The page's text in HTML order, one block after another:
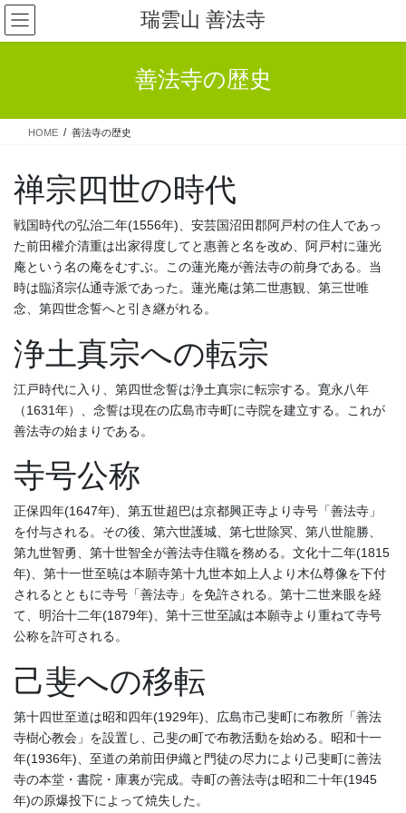
コ
ン
テ
ス
ナ
ビ
ゲ
ン
瑞雲山 善法寺
善法寺の歴史
HOME 善法寺の歴史
禅宗四世の時代
戦国時代の弘治二年(1556年)、安芸国沼田郡阿戸村の住人であっ
た前田權介清重は出家得度してと惠善と名を改め、阿戸村に蓮光
庵という名の庵をむすぶ。この蓮光庵が善法寺の前身である。当
時は臨済宗仏通寺派であった。蓮光庵は第二世惠観、第三世唯
念、第四世念誓へと引き継がれる。
浄土真宗への転宗
江戸時代に入り、第四世念誓は浄土真宗に転宗する。寛永八年
（1631年）、念誓は現在の広島市寺町に寺院を建立する。これが
善法寺の始まりである。
寺号公称
正保四年(1647年)、第五世超巴は京都興正寺より寺号「善法寺」
を付与される。その後、第六世護城、第七世除冥、第八世龍勝、
第九世智勇、第十世智全が善法寺住職を務める。文化十二年(1815
年)、第十一世至暁は本願寺第十九世本如上人より木仏尊像を下付
されるとともに寺号「善法寺」を免許される。第十二世来眼を経
て、明治十二年(1879年)、第十三世至誠は本願寺より重ねて寺号
公称を許可される。
己斐への移転
第十四世至道は昭和四年(1929年)、広島市己斐町に布教所「善法
寺樹心教会」を設置し、己斐の町で布教活動を始める。昭和十一
年(1936年)、至道の弟前田伊織と門徒の尽力により己斐町に善法
寺の本堂・書院・庫裏が完成。寺町の善法寺は昭和二十年(1945
年)の原爆投下によって焼失した。